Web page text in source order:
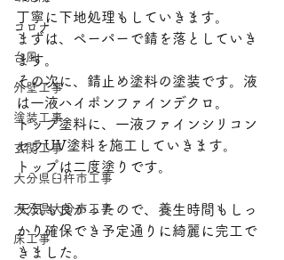
コロナ
台風
外壁工事
塗装工事
玄関工事
大分県臼杵市工事
大分県大分市工事
床工事
丁寧に下地処理もしていきます。
まずは、ペーパーで錆を落としていき
ます。
その次に、錆止め塗料の塗装です。液
は一液ハイポンファインデクロ。
トップ塗料に、一液ファインシリコン
セラUV塗料を施工していきます。
トップは二度塗りです。
天気も良かったので、養生時間もしっ
かり確保でき予定通りに綺麗に完工で
きました。